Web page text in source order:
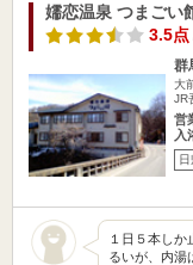
嬬恋温泉 つまごい
3.5点
群
大
JR
営
入
日
１日５本し
るいが、内湯